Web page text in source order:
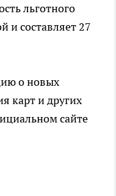
льготного
и составляет 27
о новых
карт и других
сайте